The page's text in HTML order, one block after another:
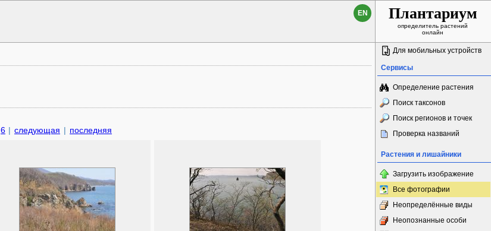
EN Плантариум
определитель растений
онлайн
6 | следующая | последняя
Для мобильных устройств
Сервисы
Определение растения
Поиск таксонов
Поиск регионов и точек
Проверка названий
Растения и лишайники
Загрузить изображение
Все фотографии
Неопределённые виды
Неопознанные особи